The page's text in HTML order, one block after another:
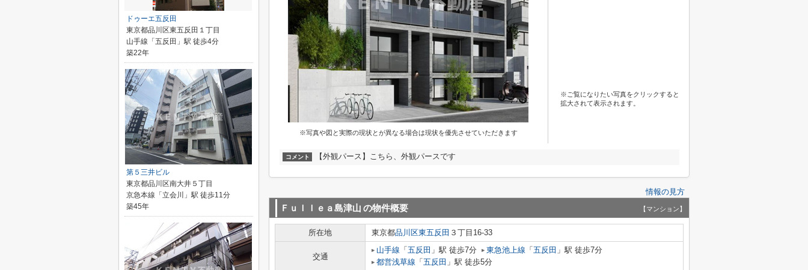
※写真や図と実際の現状とが異なる場合は現状を優先させていただきます
※ご覧になりたい写真をクリックすると
拡大されて表示されます。
コメント 【外観パース】こちら、外観パースです
情報の見方
Ｆｕｌｌｅａ島津山 の物件概要 【マンション】
所在地 東京都品川区東五反田 ３丁目16-33
交通
山手線 「 五反田 」駅 徒歩7分 東急池上線 「 五反田 」駅 徒歩7分
都営浅草線 「 五反田 」駅 徒歩5分
ドゥーエ五反田
東京都品川区東五反田１丁目
山手線「五反田」駅 徒歩4分
築22年
第５三井ビル
東京都品川区南大井５丁目
京急本線「立会川」駅 徒歩11分
築45年